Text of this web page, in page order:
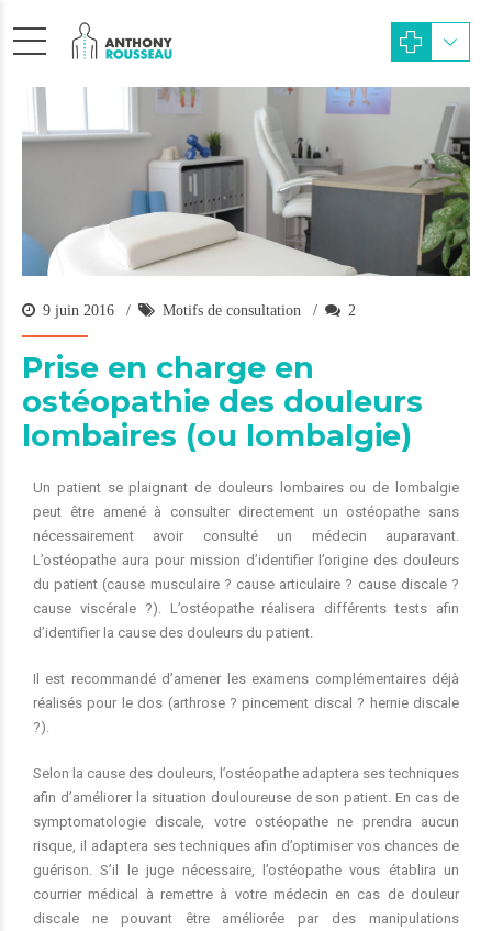
9 juin 2016 Motifs de consultation 2
Prise en charge en
ostéopathie des douleurs
lombaires (ou lombalgie)
Un patient se plaignant de douleurs lombaires ou de lombalgie
peut être amené à consulter directement un ostéopathe sans
nécessairement avoir consulté un médecin auparavant.
L’ostéopathe aura pour mission d’identifier l’origine des douleurs
du patient (cause musculaire ? cause articulaire ? cause discale ?
cause viscérale ?). L’ostéopathe réalisera différents tests afin
d’identifier la cause des douleurs du patient.
Il est recommandé d’amener les examens complémentaires déjà
réalisés pour le dos (arthrose ? pincement discal ? hernie discale
?).
Selon la cause des douleurs, l’ostéopathe adaptera ses techniques
afin d’améliorer la situation douloureuse de son patient. En cas de
symptomatologie discale, votre ostéopathe ne prendra aucun
risque, il adaptera ses techniques afin d’optimiser vos chances de
guérison. S’il le juge nécessaire, l’ostéopathe vous établira un
courrier médical à remettre à votre médecin en cas de douleur
discale ne pouvant être améliorée par des manipulations